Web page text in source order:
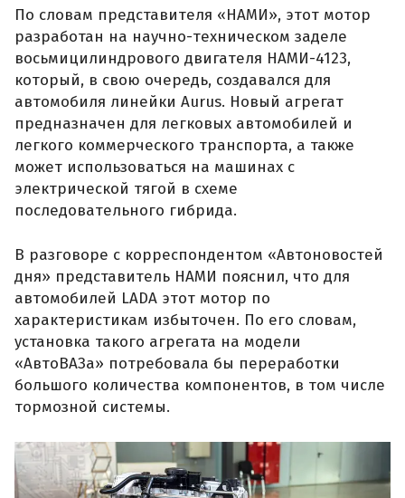
По словам представителя «НАМИ», этот мотор
разработан на научно-техническом заделе
восьмицилиндрового двигателя НАМИ-4123,
который, в свою очередь, создавался для
автомобиля линейки Aurus. Новый агрегат
предназначен для легковых автомобилей и
легкого коммерческого транспорта, а также
может использоваться на машинах с
электрической тягой в схеме
последовательного гибрида.
В разговоре с корреспондентом «Автоновостей
дня» представитель НАМИ пояснил, что для
автомобилей LADA этот мотор по
характеристикам избыточен. По его словам,
установка такого агрегата на модели
«АвтоВАЗа» потребовала бы переработки
большого количества компонентов, в том числе
тормозной системы.